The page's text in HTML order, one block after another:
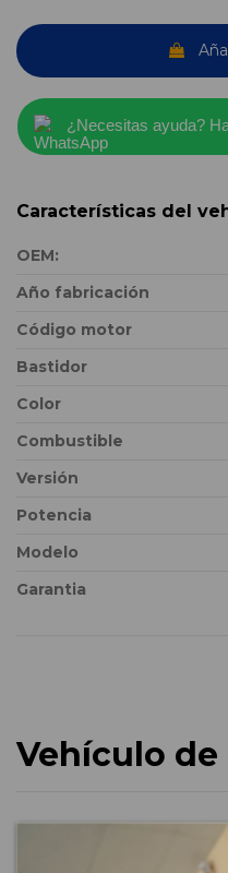
¿Necesitas ayuda?
Características del
OEM:
Año fabricación
Código motor
Bastidor
Color
Combustible
Versión
Potencia
Modelo
Garantia
Vehículo